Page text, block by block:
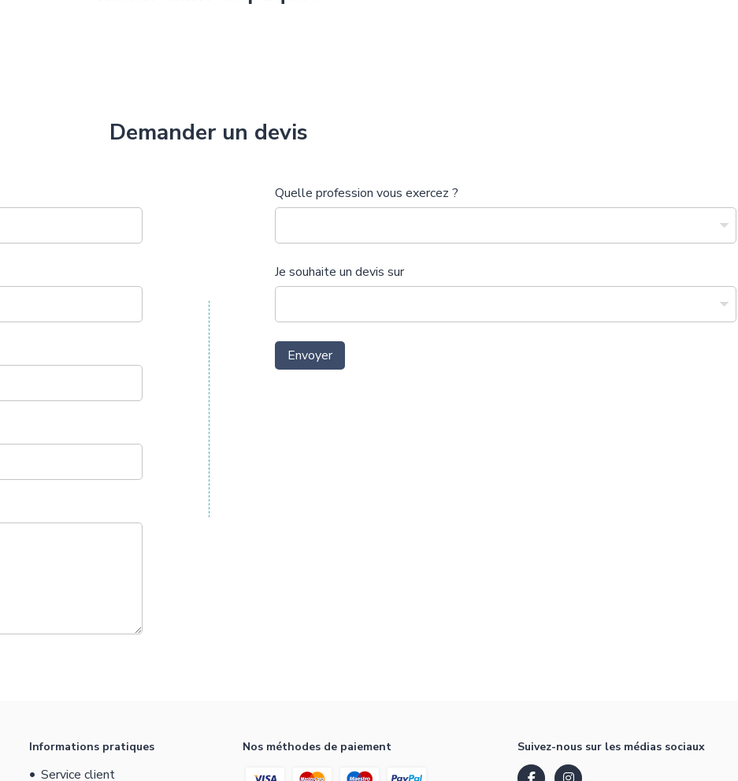
Demander un devis
Quelle profession vous exercez ?
Je souhaite un devis sur
Envoyer
Informations pratiques
Service client
Nos méthodes de paiement Suivez-nous sur les médias sociaux